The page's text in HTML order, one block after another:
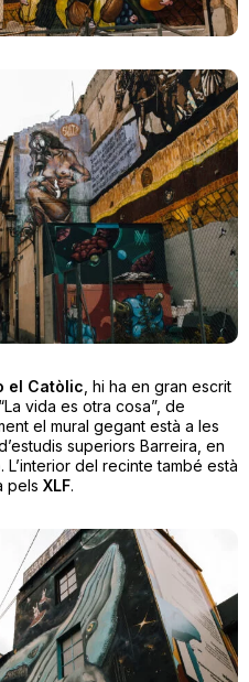
el Catòlic , hi ha en gran escrit
vida es otra cosa”, de
el mural gegant està a les
superiors Barreira, en
del recinte també està
pels XLF.